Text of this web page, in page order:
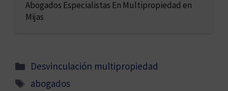
Abogados Especialistas En Multipropiedad en
Mijas
Categorías
Desvinculación multipropiedad
Etiquetas
abogados